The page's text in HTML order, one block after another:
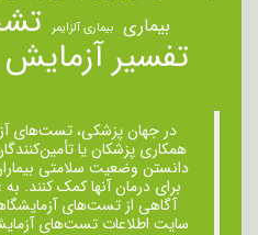
بیماری بیماری آلزایمر
تفسیر آزمایش
در جهان پزشکی، تست‌های
همکاری پزشکان یا
دانستن وضعیت سلامتی
برای درمان ‌آنها کمک کنند.
آگاهی از تست‌های
سایت اطلاعات تست‌های